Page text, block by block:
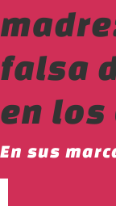
falsa
en los
En sus